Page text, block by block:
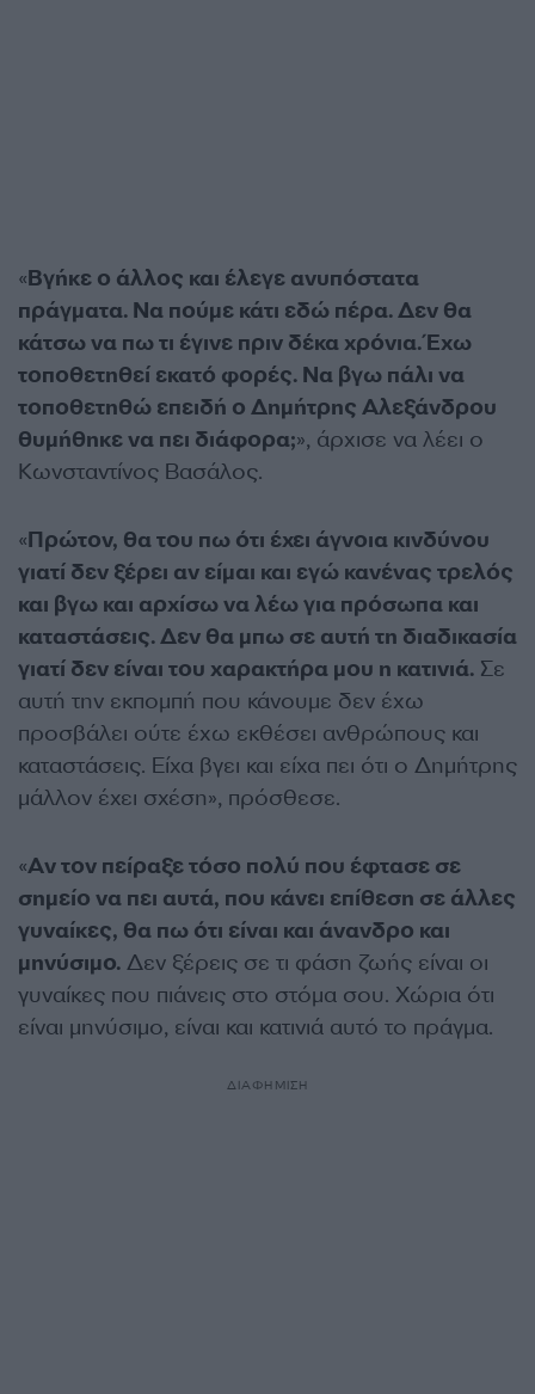
«Βγήκε ο άλλος και έλεγε ανυπόστατα
πράγματα. Να πούμε κάτι εδώ πέρα. Δεν θα
κάτσω να πω τι έγινε πριν δέκα χρόνια. Έχω
τοποθετηθεί εκατό φορές. Να βγω πάλι να
τοποθετηθώ επειδή ο Δημήτρης Αλεξάνδρου
θυμήθηκε να πει διάφορα;», άρχισε να λέει ο
Κωνσταντίνος Βασάλος.
«Πρώτον, θα του πω ότι έχει άγνοια κινδύνου
γιατί δεν ξέρει αν είμαι και εγώ κανένας τρελός
και βγω και αρχίσω να λέω για πρόσωπα και
καταστάσεις. Δεν θα μπω σε αυτή τη διαδικασία
γιατί δεν είναι του χαρακτήρα μου η κατινιά. Σε
αυτή την εκπομπή που κάνουμε δεν έχω
προσβάλει ούτε έχω εκθέσει ανθρώπους και
καταστάσεις. Είχα βγει και είχα πει ότι ο Δημήτρης
μάλλον έχει σχέση», πρόσθεσε.
«Αν τον πείραξε τόσο πολύ που έφτασε σε
σημείο να πει αυτά, που κάνει επίθεση σε άλλες
γυναίκες, θα πω ότι είναι και άνανδρο και
μηνύσιμο. Δεν ξέρεις σε τι φάση ζωής είναι οι
γυναίκες που πιάνεις στο στόμα σου. Χώρια ότι
είναι μηνύσιμο, είναι και κατινιά αυτό το πράγμα.
ΔΙΑΦΗΜΙΣΗ